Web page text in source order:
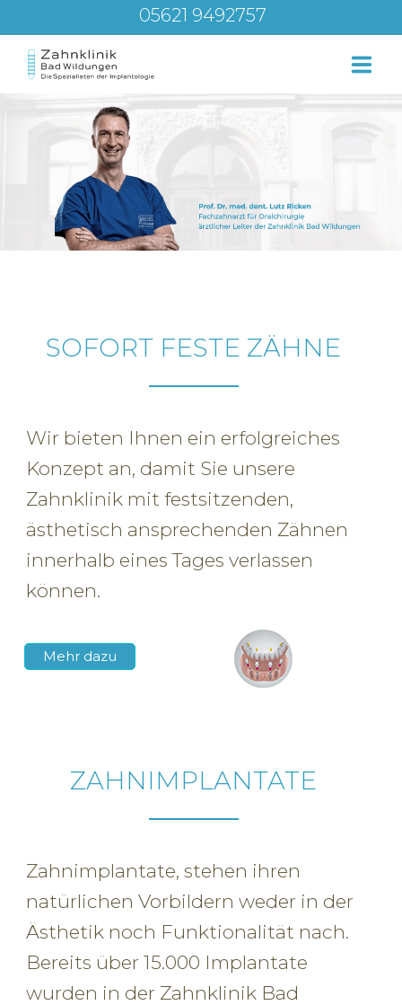
05621 9492757
Über uns
Leistungen
Service – Beratung
Kontakt
05621 9492757
SOFORT FESTE ZÄHNE
Wir bieten Ihnen ein erfolgreiches
Konzept an, damit Sie unsere
Zahnklinik mit festsitzenden,
ästhetisch ansprechenden Zähnen
innerhalb eines Tages verlassen
können.
Mehr dazu
ZAHNIMPLANTATE
Zahnimplantate, stehen ihren
natürlichen Vorbildern weder in der
Ästhetik noch Funktionalität nach.
Bereits über 15.000 Implantate
wurden in der Zahnklinik Bad